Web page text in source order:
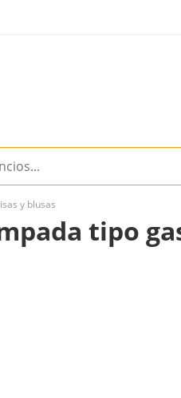
y blusas
tipo